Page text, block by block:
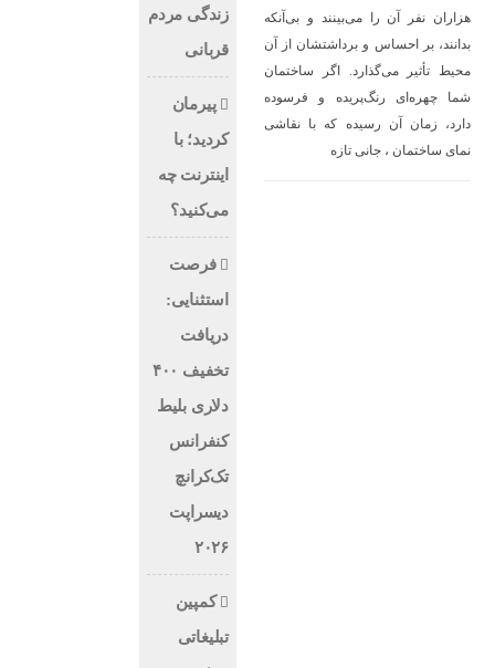
هزاران نفر آن را می‌بینند و بی‌آنکه
بدانند، بر احساس و برداشتشان از آن
محیط تأثیر می‌گذارد. اگر ساختمان
شما چهره‌ای رنگ‌پریده و فرسوده
دارد، زمان آن رسیده که با نقاشی
نمای ساختمان ، جانی تازه
زندگی مردم
قربانی
پیرمان
کردید؛ با
اینترنت چه
می‌کنید؟
فرصت
استثنایی:
دریافت
تخفیف ۴۰۰
دلاری بلیط
کنفرانس
تک‌کرانچ
دیسراپت
۲۰۲۶
کمپین
تبلیغاتی